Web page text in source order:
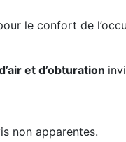
le confort de
et d’obturation
non apparentes.